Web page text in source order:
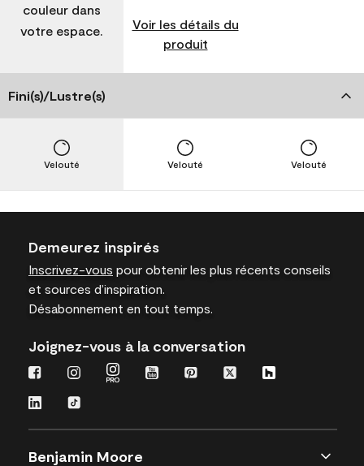
couleur dans
votre espace.
Voir les détails du
produit
Fini(s)/Lustre(s)
Velouté Velouté Velouté
Demeurez inspirés
Inscrivez-vous pour obtenir les plus récents conseils
et sources d’inspiration.
Désabonnement en tout temps.
Joignez-vous à la conversation
Benjamin Moore